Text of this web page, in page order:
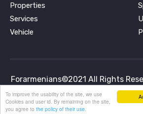
Properties
Services
Vehicle
Forarmenians©2021 All Rights
and Privacy
To improve the usability of the site, we use
Cookies and user id. By remaining on the site,
you agree to the policy of their use.